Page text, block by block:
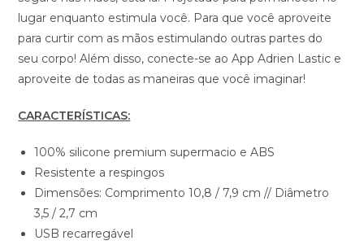
lugar enquanto estimula você. Para que você aproveite
para curtir com as mãos estimulando outras partes do
seu corpo! Além disso, conecte-se ao App Adrien Lastic e
aproveite de todas as maneiras que você imaginar!
CARACTERÍSTICAS:
100% silicone premium supermacio e ABS
Resistente a respingos
Dimensões: Comprimento 10,8 / 7,9 cm // Diâmetro
3,5 / 2,7 cm
USB recarregável